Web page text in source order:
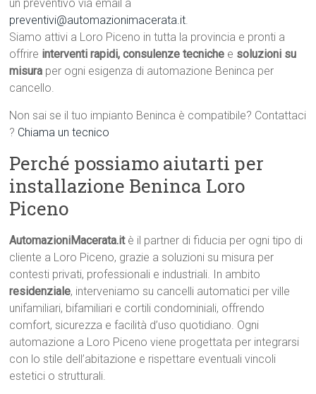
un preventivo via email a
preventivi@automazionimacerata.it.
Siamo attivi a Loro Piceno in tutta la provincia e pronti a
offrire interventi rapidi, consulenze tecniche e soluzioni su
misura per ogni esigenza di automazione Beninca per
cancello.
Non sai se il tuo impianto Beninca è compatibile? Contattaci
? Chiama un tecnico
Perché possiamo aiutarti per
installazione Beninca Loro
Piceno
AutomazioniMacerata.itè il partner di fiducia per ogni tipo di
cliente a Loro Piceno, grazie a soluzioni su misura per
contesti privati, professionali e industriali. In ambito
residenziale, interveniamo su cancelli automatici per ville
unifamiliari, bifamiliari e cortili condominiali, offrendo
comfort, sicurezza e facilità d’uso quotidiano. Ogni
automazione a Loro Piceno viene progettata per integrarsi
con lo stile dell’abitazione e rispettare eventuali vincoli
estetici o strutturali.